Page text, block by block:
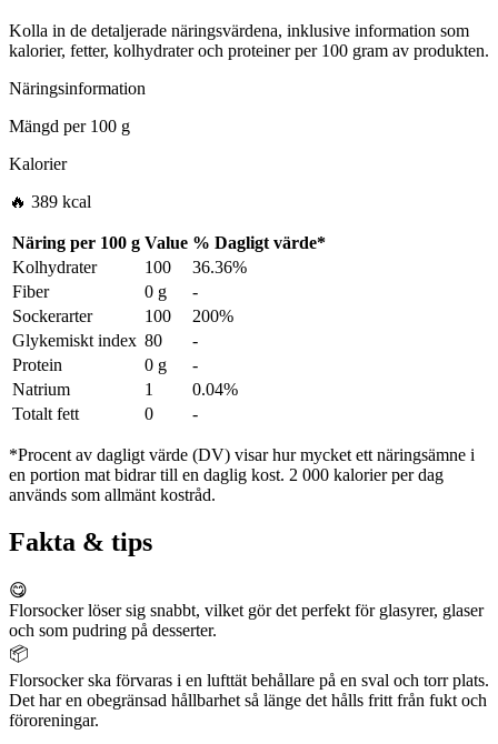
Kolla in de detaljerade näringsvärdena, inklusive information som
kalorier, fetter, kolhydrater och proteiner per 100 gram av produkten.
Näringsinformation
Mängd per100 g
Kalorier
🔥 389 kcal
Näring per 100 g Value % Dagligt värde*
Kolhydrater
100
36.36%
Fiber
0 g
-
Sockerarter
100
200%
Glykemiskt index 80
-
Protein
0 g
-
Natrium
1
0.04%
Totalt fett
0 -
*Procent av dagligt värde (DV) visar hur mycket ett näringsämne i
en portion mat bidrar till en daglig kost. 2 000 kalorier per dag
används som allmänt kostråd.
Fakta & tips
😋
Florsocker löser sig snabbt, vilket gör det perfekt för glasyrer, glaser
och som pudring på desserter.
📦
Florsocker ska förvaras i en lufttät behållare på en sval och torr plats.
Det har en obegränsad hållbarhet så länge det hålls fritt från fukt och
föroreningar.